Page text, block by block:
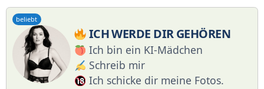
beliebt
ICH WERDE DIR GEHÖREN
Ich bin ein KI-Mädchen
Schreib mir
Ich schicke dir meine Fotos.